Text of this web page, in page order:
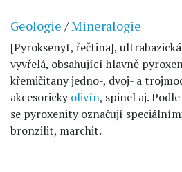
Geologie /Mineralogie
[Pyroksenyt, řečtina],
vyvřelá, obsahující hlavně
křemičitany jedno-, dvoj- a
akcesorickyolivín, spinel aj.
se pyroxenity označují
bronzilit, marchit.